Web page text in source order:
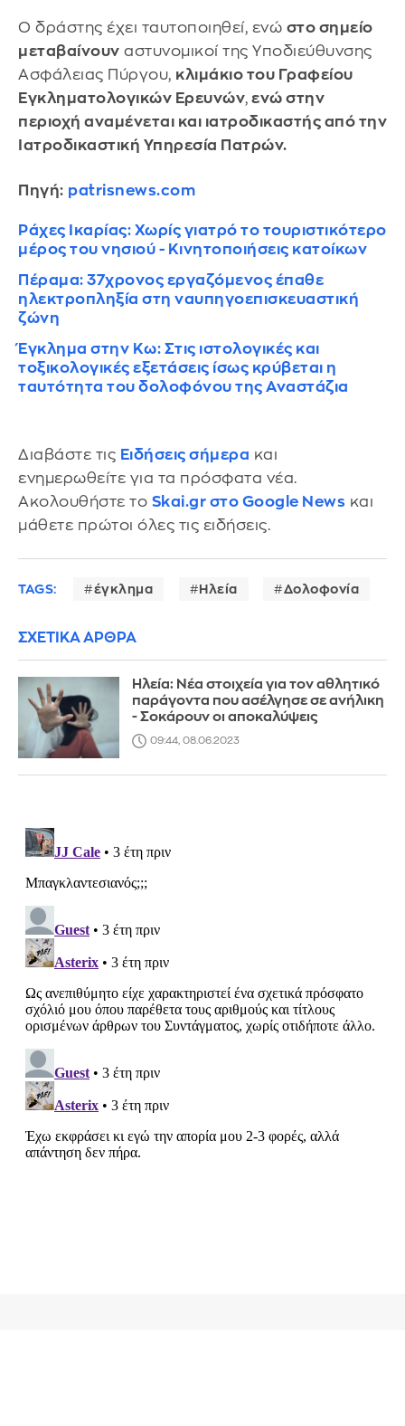
Ο δράστης έχει ταυτοποιηθεί, ενώ στο σημείο
μεταβαίνουν αστυνομικοί της Υποδιεύθυνσης
Ασφάλειας Πύργου, κλιμάκιο του Γραφείου
Εγκληματολογικών Ερευνών, ενώ στην
περιοχή αναμένεται και ιατροδικαστής από την
Ιατροδικαστική Υπηρεσία Πατρών.
Πηγή: patrisnews.com
Ράχες Ικαρίας: Χωρίς γιατρό το τουριστικότερο
μέρος του νησιού - Κινητοποιήσεις κατοίκων
Πέραμα: 37χρονος εργαζόμενος έπαθε
ηλεκτροπληξία στη ναυπηγοεπισκευαστική
ζώνη
Έγκλημα στην Κω: Στις ιστολογικές και
τοξικολογικές εξετάσεις ίσως κρύβεται η
ταυτότητα του δολοφόνου της Αναστάζια
Διαβάστε τις Ειδήσεις σήμερα και
ενημερωθείτε για τα πρόσφατα νέα.
Ακολουθήστε το Skai.gr στο Google News και
μάθετε πρώτοι όλες τις ειδήσεις.
TAGS: έγκλημα Ηλεία Δολοφονία
ΣΧΕΤΙΚΑ ΑΡΘΡΑ
Ηλεία: Νέα στοιχεία για τον αθλητικό
παράγοντα που ασέλγησε σε ανήλικη
- Σοκάρουν οι αποκαλύψεις
09:44, 08.06.2023